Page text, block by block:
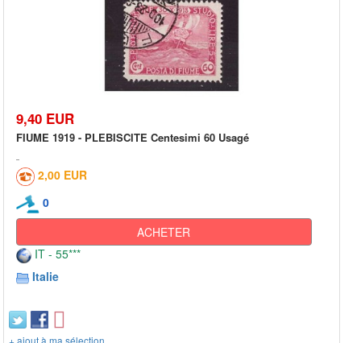
9,40 EUR
FIUME 1919 - PLEBISCITE Centesimi 60 Usagé
2,00 EUR
0
ACHETER
IT - 55***
Italie
+ ajout à ma sélection